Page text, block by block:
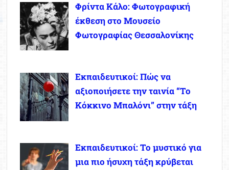
Φρίντα Κάλο: Φωτογραφική
έκθεση στο Μουσείο
Φωτογραφίας Θεσσαλονίκης
Εκπαιδευτικοί: Πώς να
αξιοποιήσετε την ταινία “Το
Κόκκινο Μπαλόνι” στην τάξη
Εκπαιδευτικοί: Το μυστικό για
μια πιο ήσυχη τάξη κρύβεται